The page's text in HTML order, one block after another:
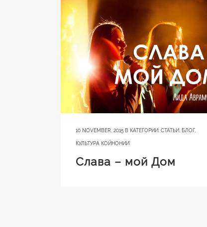
10 NOVEMBER, 2015 В КАТЕГОРИИ: СТАТЬИ БЛОГ,
КУЛЬТУРА КОЙНОНИИ
Слава – мой Дом